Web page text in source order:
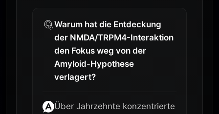
Warum hat die Entdeckung
der NMDA/TRPM4-Interaktion
den Fokus weg von der
Amyloid-Hypothese
verlagert?
Über Jahrzehnte konzentrierte